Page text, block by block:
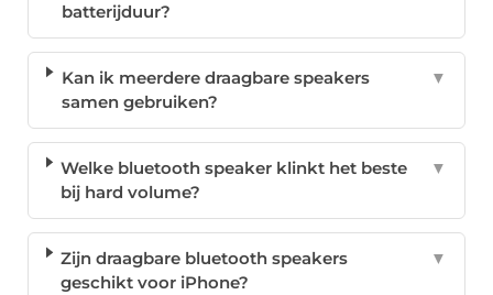
batterijduur?
Kan ik meerdere draagbare speakers
samen gebruiken?
▼
Welke bluetooth speaker klinkt het beste
bij hard volume?
▼
Zijn draagbare bluetooth speakers
geschikt voor iPhone?
▼